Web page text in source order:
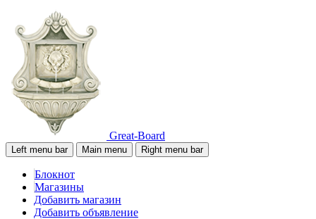
Great-Board
Left menu bar Main menu Right menu bar
Блокнот
Магазины
Добавить магазин
Добавить объявление